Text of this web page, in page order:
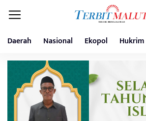
Daerah Nasional Ekopol Hukrim